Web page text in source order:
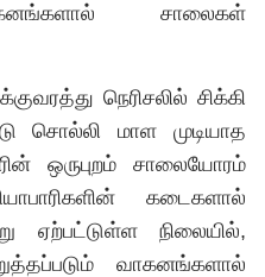
சாலைகள்
நெரிசலில் சிக்கி
சொல்லி மாள முடியாத
ஒருபுறம் சாலையோரம்
கடைகளால்
ஏற்பட்டுள்ள நிலையில்,
வாகனங்களால்